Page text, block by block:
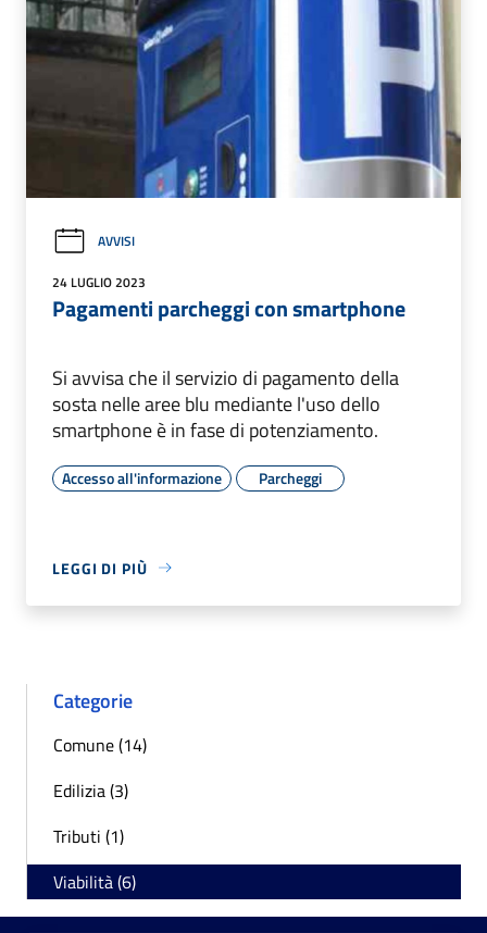
AVVISI
24 LUGLIO 2023
Pagamenti parcheggi con smartphone
Si avvisa che il servizio di pagamento della
sosta nelle aree blu mediante l'uso dello
smartphone è in fase di potenziamento.
Accesso all'informazione Parcheggi
LEGGI DI PIÙ
Categorie
Comune (14)
Edilizia (3)
Tributi (1)
Viabilità (6)